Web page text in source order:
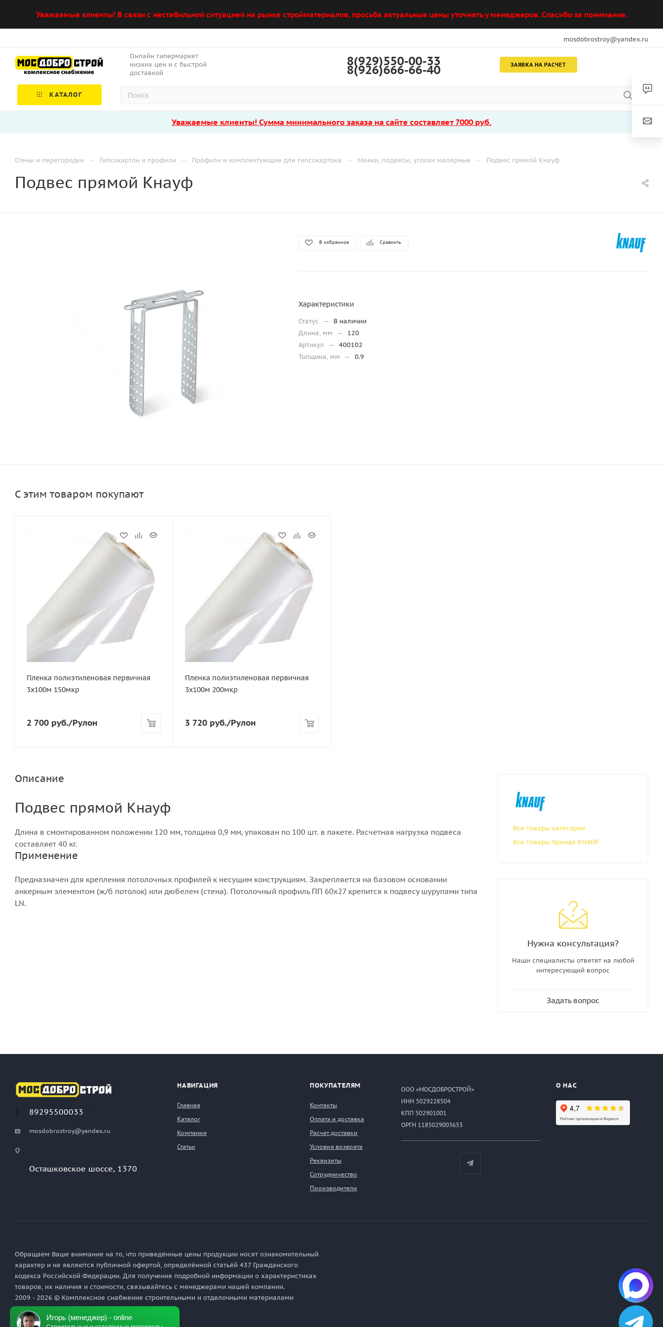
Уважаемые клиенты! В связи с нестабильной ситуацией на рынке стройматериалов, просьба актуальные цены уточнять у менеджеров. Спасибо за понимание.
mosdobrostroy@yandex.ru
Онлайн гипермаркет
низких цен и с быстрой
доставкой
ЗАЯВКА НА РАСЧЕТ
8(929)550-00-33
8(926)666-66-40
КАТАЛОГ
Уважаемые клиенты! Сумма минимального заказа на сайте составляет 7000 руб.
Стены и перегородки — Гипсокартон и профили — Профили и комплектующие для гипсокартона — Маяки, подвесы, уголки малярные — Подвес прямой Кнауф
Подвес прямой Кнауф
В избранное Сравнить
Характеристики
Статус —
В наличии
Длина, мм
—
120
Артикул
—
400102
Толщина, мм
— 0.9
С этим товаром покупают
Пленка полиэтиленовая первичная
3х100м 150мкр
2 700 руб./Рулон
Пленка полиэтиленовая первичная
3х100м 200мкр
3 720 руб./Рулон
Описание
Подвес прямой Кнауф
Длина в смонтированном положении 120 мм, толщина 0,9 мм, упакован по 100 шт. в пакете. Расчетная нагрузка подвеса
составляет 40 кг.
Применение
Предназначен для крепления потолочных профилей к несущим конструкциям. Закрепляется на базовом основании
анкерным элементом (ж/б потолок) или дюбелем (стена). Потолочный профиль ПП 60х27 крепится к подвесу шурупами типа
LN.
Все товары категории
Все товары бренда KNAUF
Нужна консультация?
Наши специалисты ответят на любой
интересующий вопрос
Задать вопрос
89295500033
mosdobrostroy@yandex.ru
Осташковское шоссе, 1370
НАВИГАЦИЯ
Главная
Каталог
Компания
Статьи
ПОКУПАТЕЛЯМ
Контакты
Оплата и доставка
Расчет доставки
Условия возврата
Реквизиты
Сотрудничество
Производители
ООО «МОСДОБРОСТРОЙ»
ИНН 5029228504
КПП 502901001
ОРГН 1185029003653
О НАС
Обращаем Ваше внимание на то, что приведённые цены продукции носят ознакомительный
характер и не являются публичной офертой, определённой статьёй 437 Гражданского
кодекса Российской Федерации. Для получения подробной информации о характеристиках
товаров, их наличия и стоимости, связывайтесь с менеджерами нашей компании.
2009 - 2026 © Комплексное снабжение строительными и отделочными материалами
Политика обработки персональных данных
Игорь (менеджер) - online